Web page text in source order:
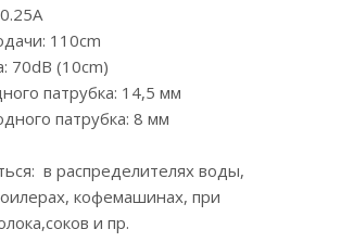
110cm
70dB (10cm)
патрубка: 14,5 мм
патрубка: 8 мм
в распределителях воды,
кофемашинах, при
и пр.